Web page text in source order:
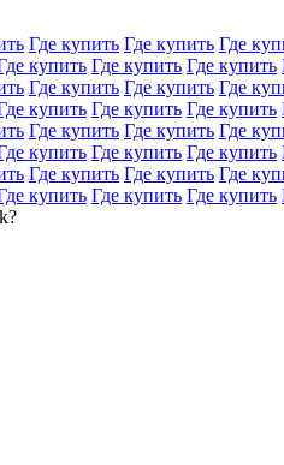
Где купить Где купить Где
купить Где купить Где купить
Где купить Где купить Где
купить Где купить Где купить
Где купить Где купить Где
купить Где купить Где купить
Где купить Где купить Где
купить Где купить Где купить